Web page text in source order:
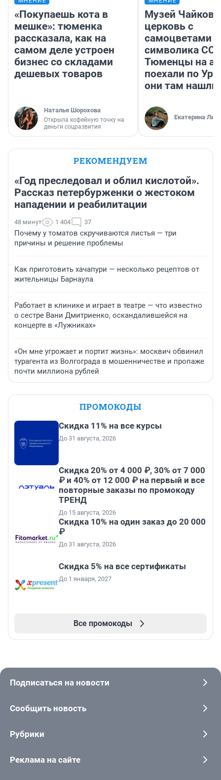
«Покупаешь кота в
мешке»: тюменка
рассказала, как на
самом деле устроен
бизнес со складами
дешевых товаров
Наталья Шорохова
Открыла кофейную точку на
деньги соцразвития
Музей
церковь с
самоцветами
символика
Тюменцы на
поехали по
они там нашли
Екатерина
РЕКОМЕНДУЕМ
«Год преследовал и облил кислотой».
Рассказ петербурженки о жестоком
нападении и реабилитации
48 минут 1 404 37
Почему у томатов скручиваются листья — три
причины и решение проблемы
Как приготовить хачапури — несколько рецептов от
жительницы Барнаула
Работает в клинике и играет в театре — что известно
о сестре Вани Дмитриенко, оскандалившейся на
концерте в «Лужниках»
«Он мне угрожает и портит жизнь»: москвич обвинил
турагента из Волгограда в мошенничестве и пропаже
почти миллиона рублей
ПРОМОКОДЫ
Скидка 11% на все курсы
До 31 августа, 2026
Скидка 20% от 4 000 ₽, 30% от 7 000
₽ и 40% от 12 000 ₽ на первый и все
повторные заказы по промокоду
ТРЕНД
До 15 августа, 2026
Скидка 10% на один заказ до 20 000
₽
До 31 августа, 2026
Скидка 5% на все сертификаты
До 1 января, 2027
Все промокоды
Подписаться на новости
Сообщить новость
Рубрики
Реклама на сайте